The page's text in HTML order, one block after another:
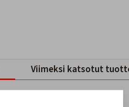
Viimeksi katsotut